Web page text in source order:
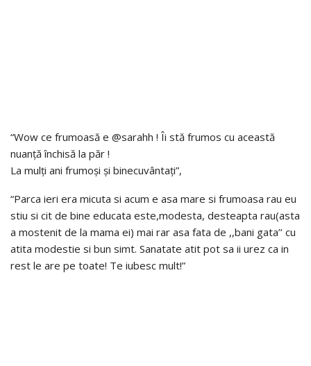
“Wow ce frumoasă e @sarahh ! Îi stă frumos cu această
nuanță închisă la păr !
La mulți ani frumoși și binecuvântați”,
“Parca ieri era micuta si acum e asa mare si frumoasa rau eu
stiu si cit de bine educata este,modesta, desteapta rau(asta
a mostenit de la mama ei) mai rar asa fata de ,,bani gata’’ cu
atita modestie si bun simt. Sanatate atit pot sa ii urez ca in
rest le are pe toate! Te iubesc mult!”